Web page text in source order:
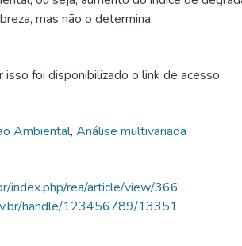
mas não o determina.
isso foi disponibilizado o link de acesso.
Ambiental, Análise multivariada
index.php/rea/article/view/366
handle/123456789/13351